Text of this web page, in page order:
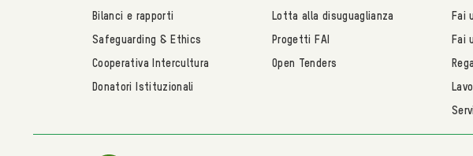
Bilanci e rapporti
Safeguarding & Ethics
Cooperativa Intercultura
Donatori Istituzionali
Lotta alla disuguaglianza
Progetti FAI
Open Tenders
Fai
Fai